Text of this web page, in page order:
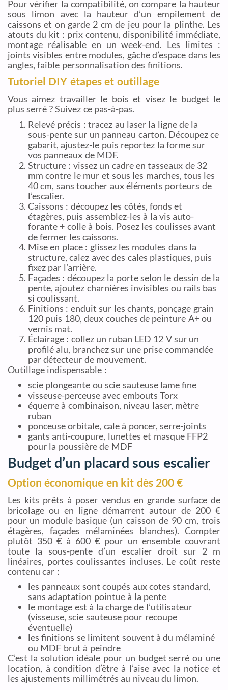
Pour vérifier la compatibilité, on compare la hauteur
sous limon avec la hauteur d’un empilement de
caissons et on garde 2 cm de jeu pour la plinthe. Les
atouts du kit : prix contenu, disponibilité immédiate,
montage réalisable en un week-end. Les limites :
joints visibles entre modules, gâche d’espace dans les
angles, faible personnalisation des finitions.
Tutoriel DIY étapes et outillage
Vous aimez travailler le bois et visez le budget le
plus serré ? Suivez ce pas-à-pas.
Relevé précis : tracez au laser la ligne de la
sous-pente sur un panneau carton. Découpez ce
gabarit, ajustez-le puis reportez la forme sur
vos panneaux de MDF.
Structure : vissez un cadre en tasseaux de 32
mm contre le mur et sous les marches, tous les
40 cm, sans toucher aux éléments porteurs de
l’escalier.
Caissons : découpez les côtés, fonds et
étagères, puis assemblez-les à la vis auto-
forante + colle à bois. Posez les coulisses avant
de fermer les caissons.
Mise en place : glissez les modules dans la
structure, calez avec des cales plastiques, puis
fixez par l’arrière.
Façades : découpez la porte selon le dessin de la
pente, ajoutez charnières invisibles ou rails bas
si coulissant.
Finitions : enduit sur les chants, ponçage grain
120 puis 180, deux couches de peinture A+ ou
vernis mat.
Éclairage : collez un ruban LED 12 V sur un
profilé alu, branchez sur une prise commandée
par détecteur de mouvement.
Outillage indispensable :
scie plongeante ou scie sauteuse lame fine
visseuse-perceuse avec embouts Torx
équerre à combinaison, niveau laser, mètre
ruban
ponceuse orbitale, cale à poncer, serre-joints
gants anti-coupure, lunettes et masque FFP2
pour la poussière de MDF
Budget d’un placard sous escalier
Option économique en kit dès 200 €
Les kits prêts à poser vendus en grande surface de
bricolage ou en ligne démarrent autour de 200 €
pour un module basique (un caisson de 90 cm, trois
étagères, façades mélaminées blanches). Compter
plutôt 350 € à 600 € pour un ensemble couvrant
toute la sous-pente d’un escalier droit sur 2 m
linéaires, portes coulissantes incluses. Le coût reste
contenu car :
les panneaux sont coupés aux cotes standard,
sans adaptation pointue à la pente
le montage est à la charge de l’utilisateur
(visseuse, scie sauteuse pour recoupe
éventuelle)
les finitions se limitent souvent à du mélaminé
ou MDF brut à peindre
C’est la solution idéale pour un budget serré ou une
location, à condition d’être à l’aise avec la notice et
les ajustements millimétrés au niveau du limon.